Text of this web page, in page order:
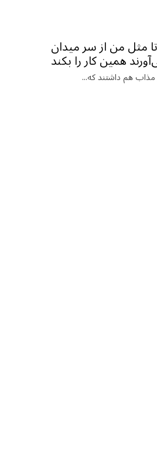
مثل من از سر ميدان
همين كار را بكند
هم داشتند كه...